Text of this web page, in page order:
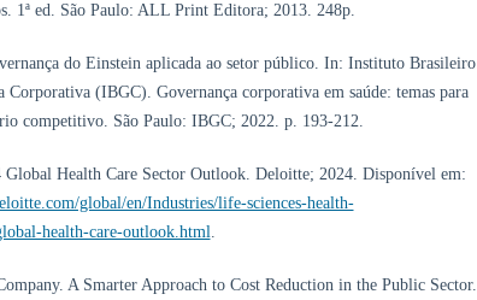
1ª ed. São Paulo: ALL Print Editora; 2013. 248p.
do Einstein aplicada ao setor público. In: Instituto Brasileiro
Corporativa (IBGC). Governança corporativa em saúde: temas para
competitivo. São Paulo: IBGC; 2022. p. 193-212.
Global Health Care Sector Outlook. Deloitte; 2024. Disponível em:
global/en/Industries/life-sciences-health-
health-care-outlook.html.
A Smarter Approach to Cost Reduction in the Public Sector.